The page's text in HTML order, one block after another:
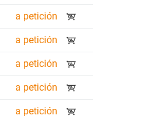
a petición
a petición
a petición
a petición
a petición